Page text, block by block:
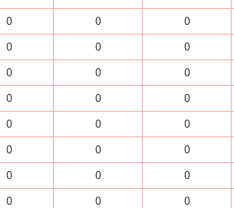
0 0 0
0 0 0
0 0 0
0 0 0
0 0 0
0 0 0
0 0 0
0 0 0